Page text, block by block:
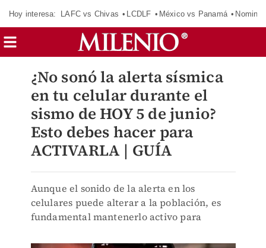
Hoy interesa: LAFC vs Chivas LCDLF México vs Panamá
¿No sonó la alerta sísmica
en tu celular durante el
sismo de HOY 5 de junio?
Esto debes hacer para
ACTIVARLA | GUÍA
Aunque el sonido de la alerta en los
celulares puede alterar a la población, es
fundamental mantenerlo activo para